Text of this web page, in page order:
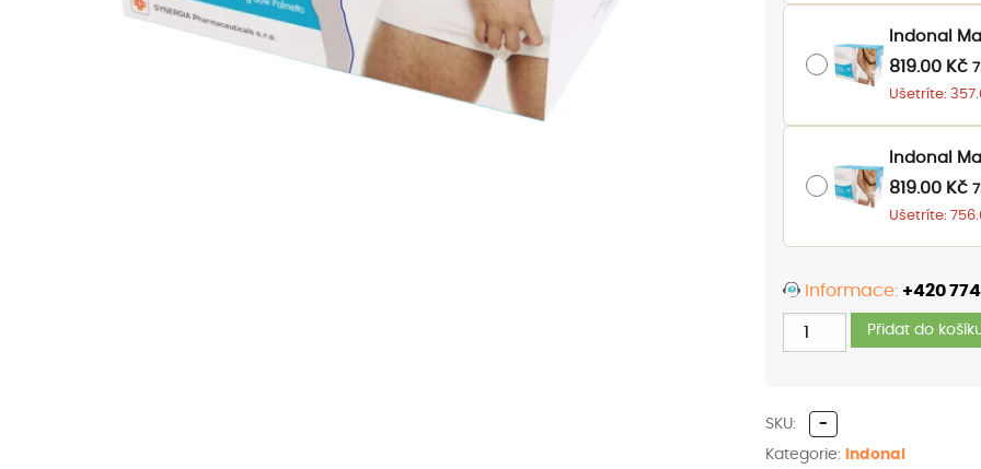
Indonal
819.00 Kč
Ušetríte:
Indonal
819.00 Kč
Ušetríte:
Balení
Informace: +420
Indonal
Man®
Přidat do
SKU:
-
Kategorie:
Indonal